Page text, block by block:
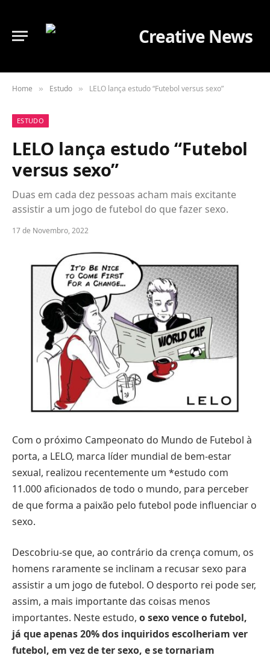
Home » Estudo » LELO lança estudo “Futebol versus sexo”
ESTUDO
LELO lança estudo “Futebol
versus sexo”
Duas em cada dez pessoas acham mais excitante
assistir a um jogo de futebol do que fazer sexo.
17 de Novembro, 2022
Com o próximo Campeonato do Mundo de Futebol à
porta, a LELO, marca líder mundial de bem-estar
sexual, realizou recentemente um *estudo com
11.000 aficionados de todo o mundo, para perceber
de que forma a paixão pelo futebol pode influenciar o
sexo.
Descobriu-se que, ao contrário da crença comum, os
homens raramente se inclinam a recusar sexo para
assistir a um jogo de futebol. O desporto rei pode ser,
assim, a mais importante das coisas menos
importantes. Neste estudo, o sexo vence o futebol,
já que apenas 20% dos inquiridos escolheriam ver
futebol, em vez de ter sexo, e se tornariam